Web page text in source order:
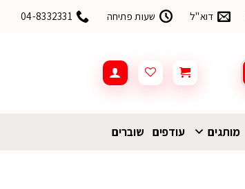
דוא"ל שעות פתיחה 04-8332331
מותגים עודפים שוברים